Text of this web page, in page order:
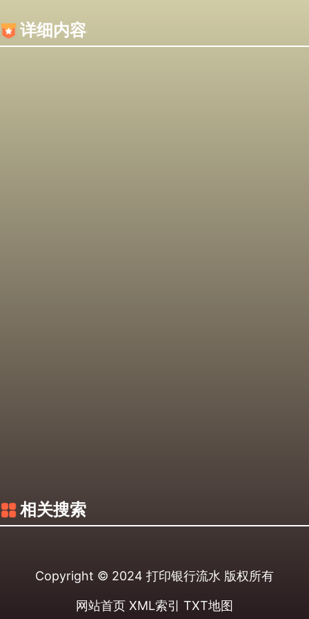
详细内容
相关搜索
Copyright © 2024 打印银行流水 版权所有
网站首页 XML索引 TXT地图